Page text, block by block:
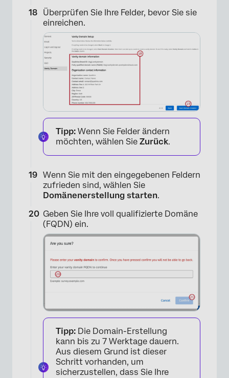
×
Überprüfen Sie Ihre Felder, bevor Sie sie
einreichen.
Tipp: Wenn Sie Felder ändern
möchten, wählen Sie Zurück.
Wenn Sie mit den eingegebenen Feldern
zufrieden sind, wählen Sie
Domänenerstellung starten.
Geben Sie Ihre voll qualifizierte Domäne
(FQDN) ein.
Tipp: Die Domain-Erstellung
kann bis zu 7 Werktage dauern.
Aus diesem Grund ist dieser
Schritt vorhanden, um
sicherzustellen, dass Sie Ihre